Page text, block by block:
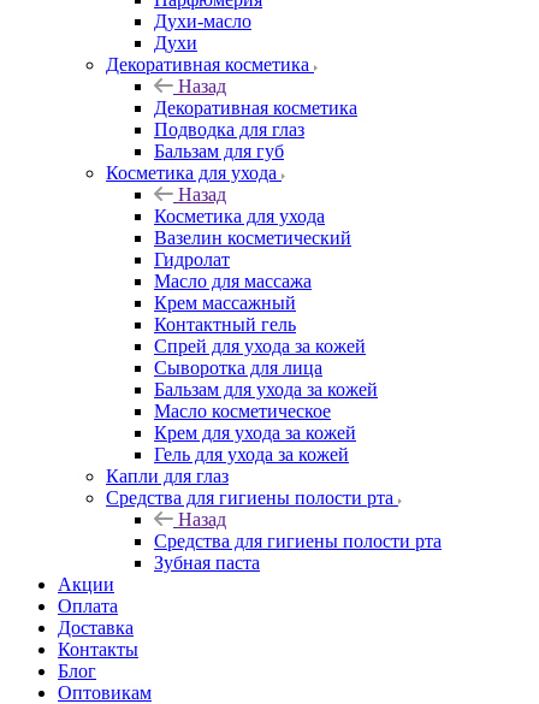
Духи-масло
Духи
Декоративная косметика
Назад
Декоративная косметика
Подводка для глаз
Бальзам для губ
Косметика для ухода
Назад
Косметика для ухода
Вазелин косметический
Гидролат
Масло для массажа
Крем массажный
Контактный гель
Спрей для ухода за кожей
Сыворотка для лица
Бальзам для ухода за кожей
Масло косметическое
Крем для ухода за кожей
Гель для ухода за кожей
Капли для глаз
Средства для гигиены полости рта
Назад
Средства для гигиены полости рта
Зубная паста
Акции
Оплата
Доставка
Контакты
Блог
Оптовикам